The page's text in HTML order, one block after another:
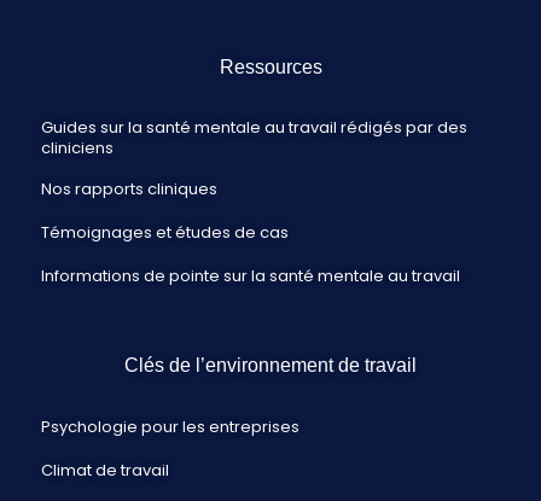
Ressources
Guides sur la santé mentale au travail rédigés par des
cliniciens
Nos rapports cliniques
Témoignages et études de cas
Informations de pointe sur la santé mentale au travail
Clés de l’environnement de travail
Psychologie pour les entreprises
Climat de travail